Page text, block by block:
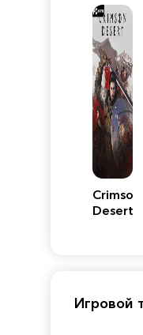
Reimagined
Crimson
Desert
Игровой